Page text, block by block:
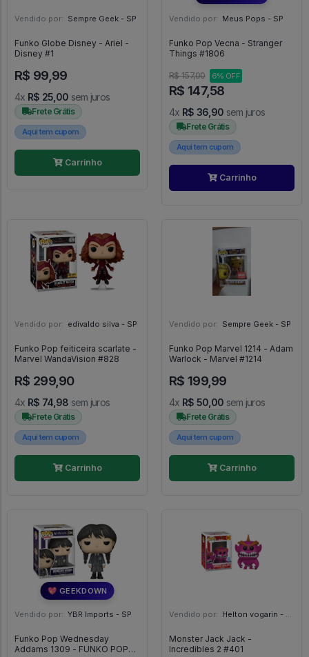
Vendido por: Sempre Geek - SP
Funko Globe Disney - Ariel -
Disney #1
R$ 99,99
4x R$ 25,00 sem juros
Frete Grátis
Aqui tem cupom
Carrinho
Vendido por: Meus Pops - SP
Funko Pop Vecna - Stranger
Things #1806
R$ 157,00 6% OFF
R$ 147,58
4x R$ 36,90 sem juros
Frete Grátis
Aqui tem cupom
Carrinho
Vendido por: edivaldo silva - SP
Funko Pop feiticeira scarlate -
Marvel WandaVision #828
R$ 299,90
4x R$ 74,98 sem juros
Frete Grátis
Aqui tem cupom
Carrinho
Vendido por: Sempre Geek - SP
Funko Pop Marvel 1214 - Adam
Warlock - Marvel #1214
R$ 199,99
4x R$ 50,00 sem juros
Frete Grátis
Aqui tem cupom
Carrinho
💖 GEEKDOWN
Vendido por: YBR Imports - SP
Funko Pop Wednesday
Addams 1309 - FUNKO POP
Vendido por: Helton vogarin - SP
Monster Jack Jack -
Incredibles 2 #401